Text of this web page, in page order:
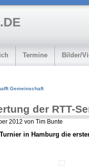
Termine Bilder/
Gemeinschaft
der RTT-
2012 von Tim Bunte
in Hamburg die